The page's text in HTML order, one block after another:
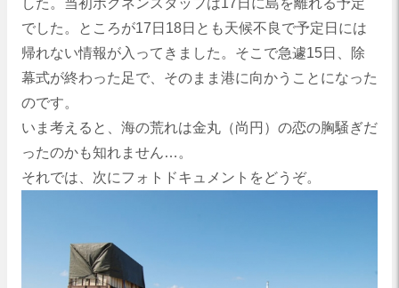
した。当初ボクネンスタッフは17日に島を離れる予定
でした。ところが17日18日とも天候不良で予定日には
帰れない情報が入ってきました。そこで急遽15日、除
幕式が終わった足で、そのまま港に向かうことになった
のです。
いま考えると、海の荒れは金丸（尚円）の恋の胸騒ぎだ
ったのかも知れません…。
それでは、次にフォトドキュメントをどうぞ。